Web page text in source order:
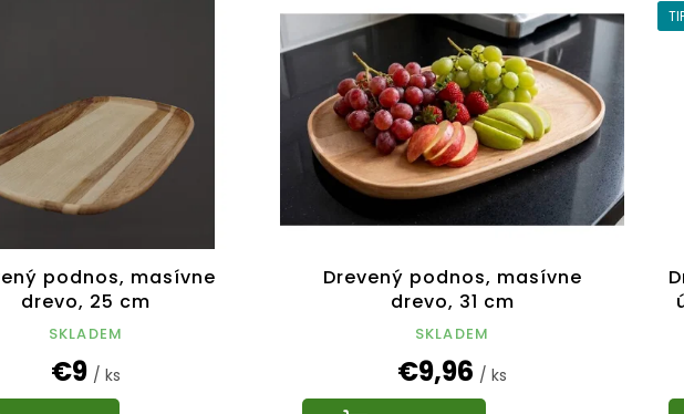
podnos, masívne
drevo, 25 cm
SKLADEM
€9 / ks
Drevený podnos, masívne
drevo, 31 cm
SKLADEM
€9,96 / ks